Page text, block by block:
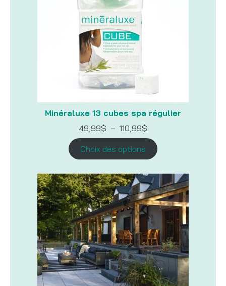
Minéraluxe 13 cubes spa régulier
49,99$ – 110,99$
de
prix :
49,99$
à
Choix des options